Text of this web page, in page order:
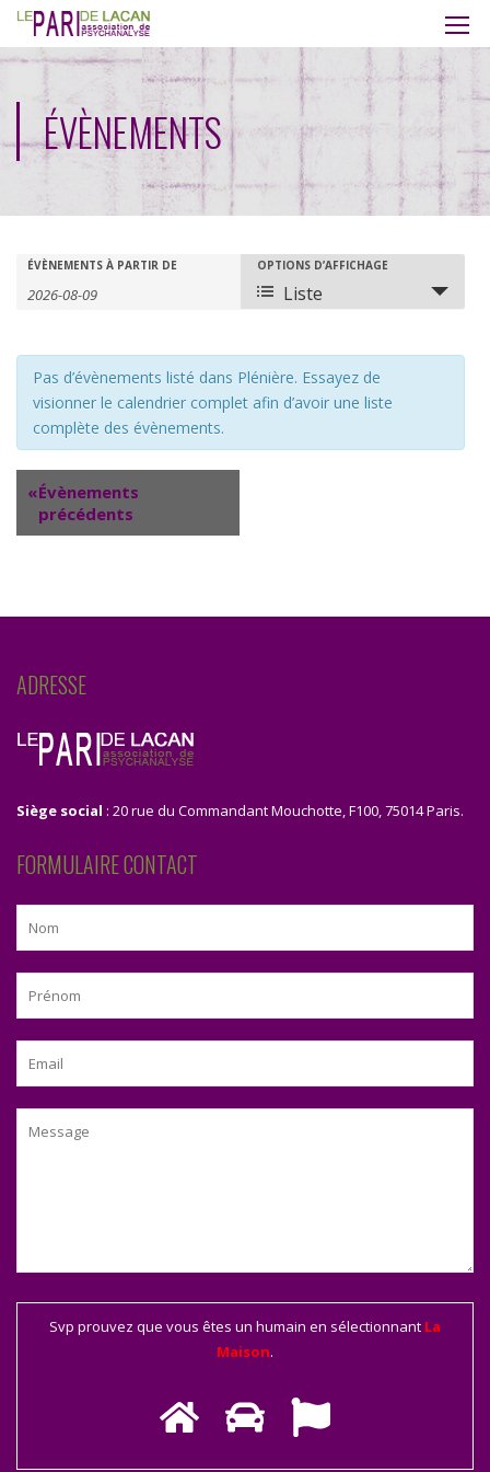
ÉVÈNEMENTS
Recherche
navigation
de
vues
Évènements
Rechercher
ÉVÈNEMENTS À PARTIR DE
Navigation
de
vues
évènement
OPTIONS D’AFFICHAGE
Liste
Pas d’évènements listé dans Plénière. Essayez de
visionner le calendrier complet afin d’avoir une liste
complète des évènements.
«Évènements
précédents
ADRESSE
Siège social : 20 rue du Commandant Mouchotte, F100, 75014 Paris.
FORMULAIRE CONTACT
Svp prouvez que vous êtes un humain en sélectionnant La
Maison.